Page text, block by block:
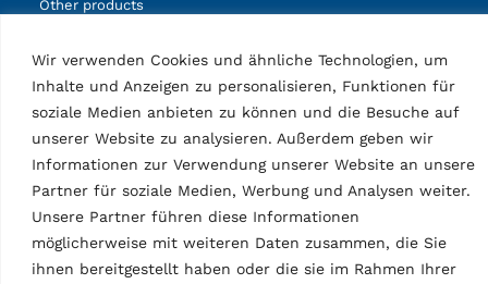
Wir verwenden Cookies und ähnliche Technologien, um
Inhalte und Anzeigen zu personalisieren, Funktionen für
soziale Medien anbieten zu können und die Besuche auf
unserer Website zu analysieren. Außerdem geben wir
Informationen zur Verwendung unserer Website an unsere
Partner für soziale Medien, Werbung und Analysen weiter.
Unsere Partner führen diese Informationen
möglicherweise mit weiteren Daten zusammen, die Sie
ihnen bereitgestellt haben oder die sie im Rahmen Ihrer
Other products
Accessories diagnostic
Accessories other products
Facebook InstagramLinkedIn YouTube